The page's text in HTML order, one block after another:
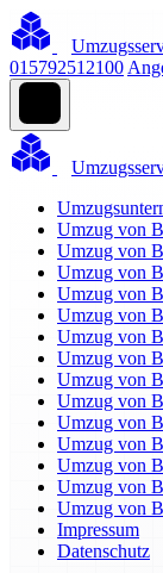
015792512100
Umzug von
Umzug von
Umzug von
Umzug von
Umzug von
Umzug von
Umzug von
Umzug von
Umzug von
Umzug von
Umzug von
Umzug von
Umzug von
Umzug von
Impressum
Datenschutz